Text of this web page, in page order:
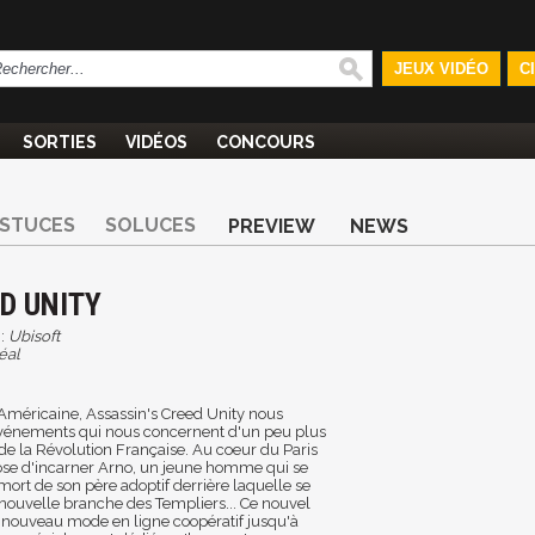
JEUX VIDÉO
SORTIES VIDÉOS CONCOURS
SOLUCES PREVIEW NEWS
UNITY
Ubisoft
Assassin's Creed Unity nous
qui nous concernent d'un peu plus
la Révolution Française. Au coeur du Paris
d'incarner Arno, un jeune homme qui se
de son père adoptif derrière laquelle se
branche des Templiers... Ce nouvel
mode en ligne coopératif jusqu'à